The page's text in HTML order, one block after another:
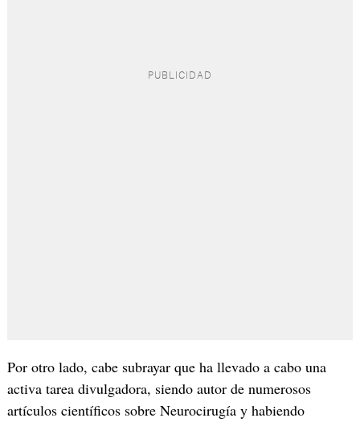
Por otro lado, cabe subrayar que ha llevado a cabo una
activa tarea divulgadora, siendo autor de numerosos
artículos científicos sobre Neurocirugía y habiendo